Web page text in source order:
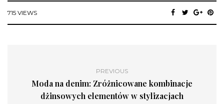
715 VIEWS
PREVIOUS
Moda na denim: Zróżnicowane kombinacje
dżinsowych elementów w stylizacjach